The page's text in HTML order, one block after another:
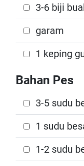
3-6 biji
garam
1 keping
Bahan Pes
3-5 sudu
1 sudu
1-2 sudu